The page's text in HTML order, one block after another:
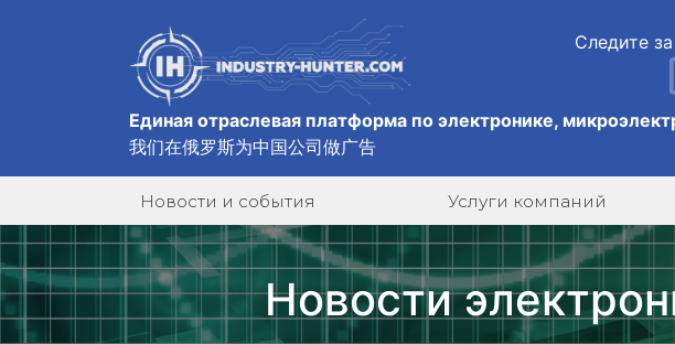
Следите
Единая отраслевая платформа по электронике,
我们在俄罗斯为中国公司做广告
Новости и события Услуги компаний
Новости